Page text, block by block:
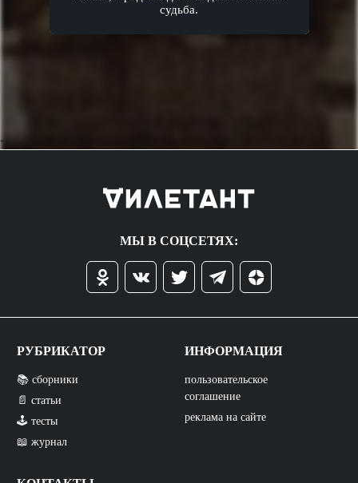
судьба.
->
МЫ В СОЦСЕТЯХ:
РУБРИКАТОР
📚 сборники
📄 статьи
🕹️ тесты
📖 журнал
ИНФОРМАЦИЯ
пользовательское
соглашение
реклама на сайте